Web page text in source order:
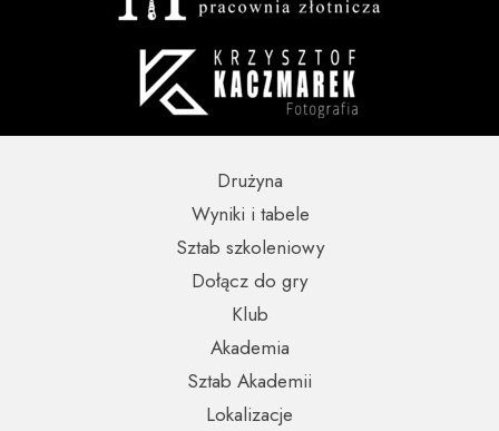
Wyniki i tabele
Lokalizacje
Sztab szkoleniowy
Sztab Akademii
Dołącz do gry
Drużyna
Akademia
Klub